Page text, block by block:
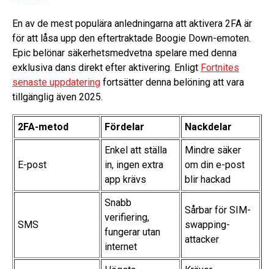
En av de mest populära anledningarna att aktivera 2FA är
för att låsa upp den eftertraktade Boogie Down-emoten.
Epic belönar säkerhetsmedvetna spelare med denna
exklusiva dans direkt efter aktivering. Enligt Fortnites
senaste uppdatering fortsätter denna belöning att vara
tillgänglig även 2025.
2FA-metod Fördelar Nackdelar
E-post
Enkel att ställa
in, ingen extra
app krävs
Mindre säker
om din e-post
blir hackad
SMS
Snabb
verifiering,
fungerar utan
internet
Sårbar för SIM-
swapping-
attacker